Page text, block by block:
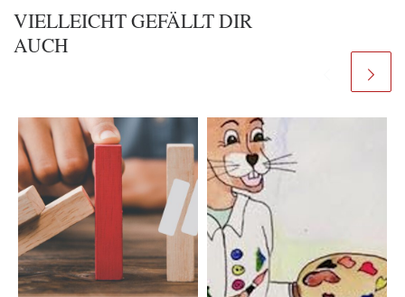
VIELLEICHT GEFÄLLT DIR
AUCH